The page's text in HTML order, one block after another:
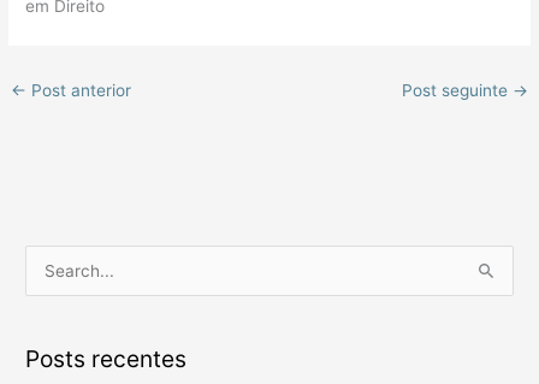
em Direito
← Post anterior Post seguinte →
qPosts recentes